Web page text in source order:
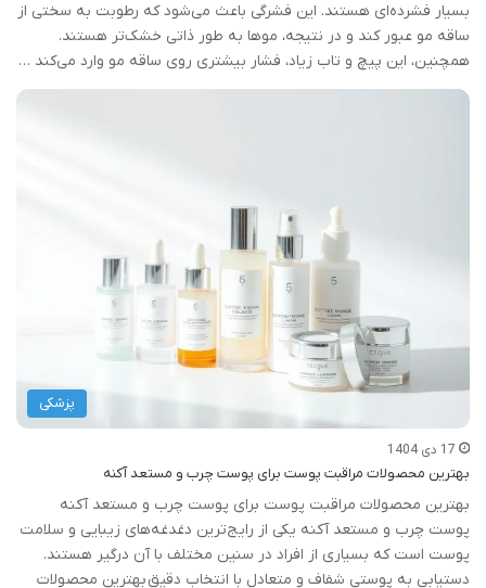
بسیار فشرده‌ای هستند. این فشرگی باعث می‌شود که رطوبت به سختی از
ساقه مو عبور کند و در نتیجه، موها به طور ذاتی خشک‌تر هستند.
همچنین، این پیچ و تاب زیاد، فشار بیشتری روی ساقه مو وارد می‌کند …
پزشکی
17 دی 1404
بهترین محصولات مراقبت پوست برای پوست چرب و مستعد آکنه
بهترین محصولات مراقبت پوست برای پوست چرب و مستعد آکنه
پوست چرب و مستعد آکنه یکی از رایج‌ترین دغدغه‌های زیبایی و سلامت
پوست است که بسیاری از افراد در سنین مختلف با آن درگیر هستند.
دستیابی به پوستی شفاف و متعادل با انتخاب دقیق بهترین محصولات